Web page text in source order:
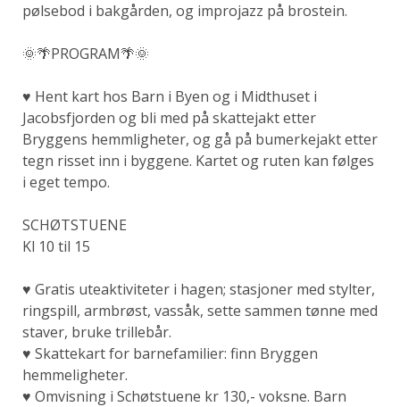
pølsebod i bakgården, og improjazz på brostein.
🌞🌴PROGRAM🌴🌞
♥ Hent kart hos Barn i Byen og i Midthuset i
Jacobsfjorden og bli med på skattejakt etter
Bryggens hemmligheter, og gå på bumerkejakt etter
tegn risset inn i byggene. Kartet og ruten kan følges
i eget tempo.
SCHØTSTUENE
Kl 10 til 15
♥ Gratis uteaktiviteter i hagen; stasjoner med stylter,
ringspill, armbrøst, vassåk, sette sammen tønne med
staver, bruke trillebår.
♥ Skattekart for barnefamilier: finn Bryggen
hemmeligheter.
♥ Omvisning i Schøtstuene kr 130,- voksne. Barn